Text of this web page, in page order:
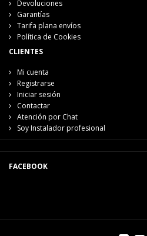
Devoluciones
Garantías
Tarifa plana envíos
Política de Cookies
CLIENTES
Mi cuenta
Registrarse
Iniciar sesión
Contactar
Atención por Chat
Soy Instalador profesional
FACEBOOK